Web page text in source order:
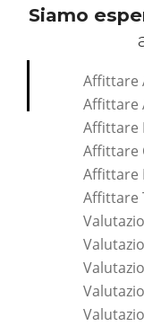
Siamo
Affittare
Affittare
Affittare
Affittare
Affittare
Affittare